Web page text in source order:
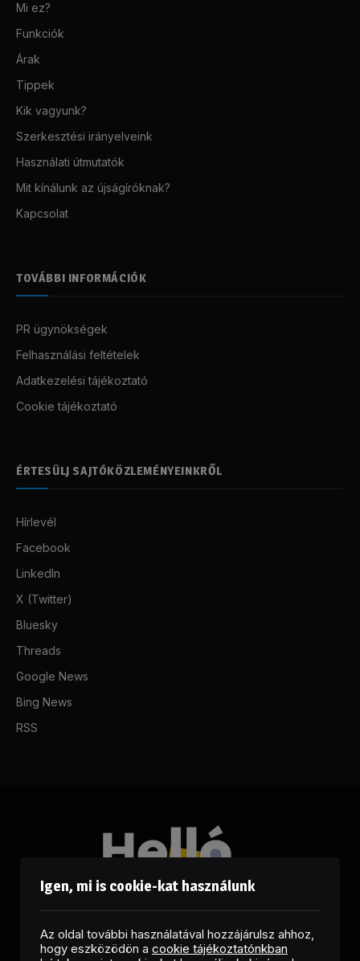
Mi ez?
Funkciók
Árak
Tippek
Kik vagyunk?
Szerkesztési irányelveink
Használati útmutatók
Mit kínálunk az újságíróknak?
Kapcsolat
TOVÁBBI INFORMÁCIÓK
PR ügynökségek
Felhasználási feltételek
Adatkezelési tájékoztató
Cookie tájékoztató
ÉRTESÜLJ SAJTÓKÖZLEMÉNYEINKRŐL
Hírlevél
Facebook
LinkedIn
X (Twitter)
Bluesky
Threads
Google News
Bing News
RSS
Igen, mi is cookie-kat használunk
Az oldal további használatával hozzájárulsz ahhoz,
hogy eszközödön a cookie tájékoztatónkban